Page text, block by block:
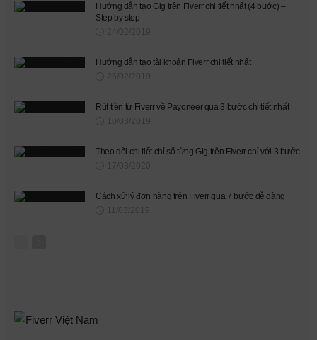
Hướng dẫn tạo Gig trên Fiverr chi tiết nhất (4 bước) –
Step by step
24/02/2019
Hướng dẫn tạo tài khoản Fiverr chi tiết nhất
25/02/2019
Rút tiền từ Fiverr về Payoneer qua 3 bước chi tiết nhất
10/03/2019
Theo dõi chi tiết chỉ số từng Gig trên Fiverr chỉ với 3 bước
17/03/2020
Cách xử lý đơn hàng trên Fiverr qua 7 bước dễ dàng
11/03/2019